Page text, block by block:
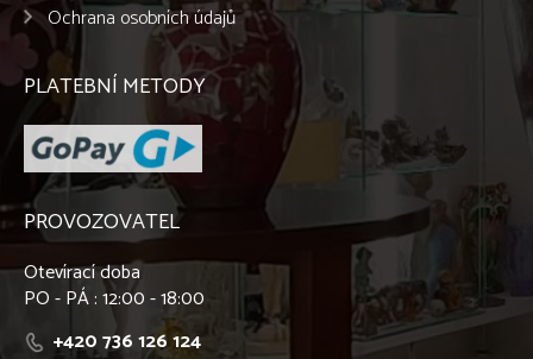
Ochrana osobních údajů
PLATEBNÍ METODY
PROVOZOVATEL
Otevírací doba
PO - PÁ : 12:00 - 18:00
+420 736 126 124